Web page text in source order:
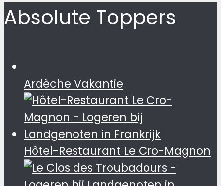
Absolute Toppers
Ardèche Vakantie
Hôtel-Restaurant Le Cro-Magnon